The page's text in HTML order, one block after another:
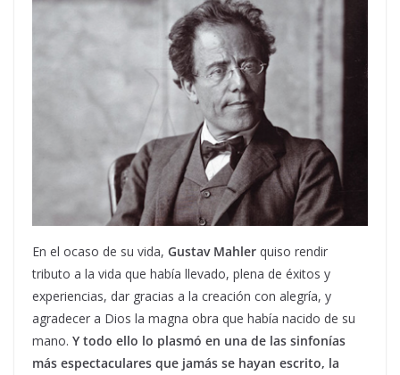
En el ocaso de su vida, Gustav Mahler quiso rendir
tributo a la vida que había llevado, plena de éxitos y
experiencias, dar gracias a la creación con alegría, y
agradecer a Dios la magna obra que había nacido de su
mano. Y todo ello lo plasmó en una de las sinfonías
más espectaculares que jamás se hayan escrito, la